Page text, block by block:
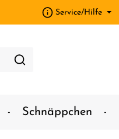
Service/Hilfe
Schnäppchen